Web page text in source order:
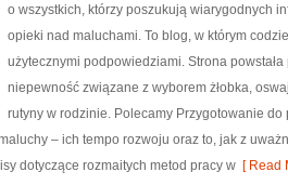
o wszystkich, którzy poszukują wiarygodnych
opieki nad maluchami. To blog, w którym
użytecznymi podpowiedziami. Strona
niepewność związane z wyborem żłobka,
rutyny w rodzinie. Polecamy Przygotowanie do
– ich tempo rozwoju oraz to, jak z
dotyczące rozmaitych metod pracy w [ Read